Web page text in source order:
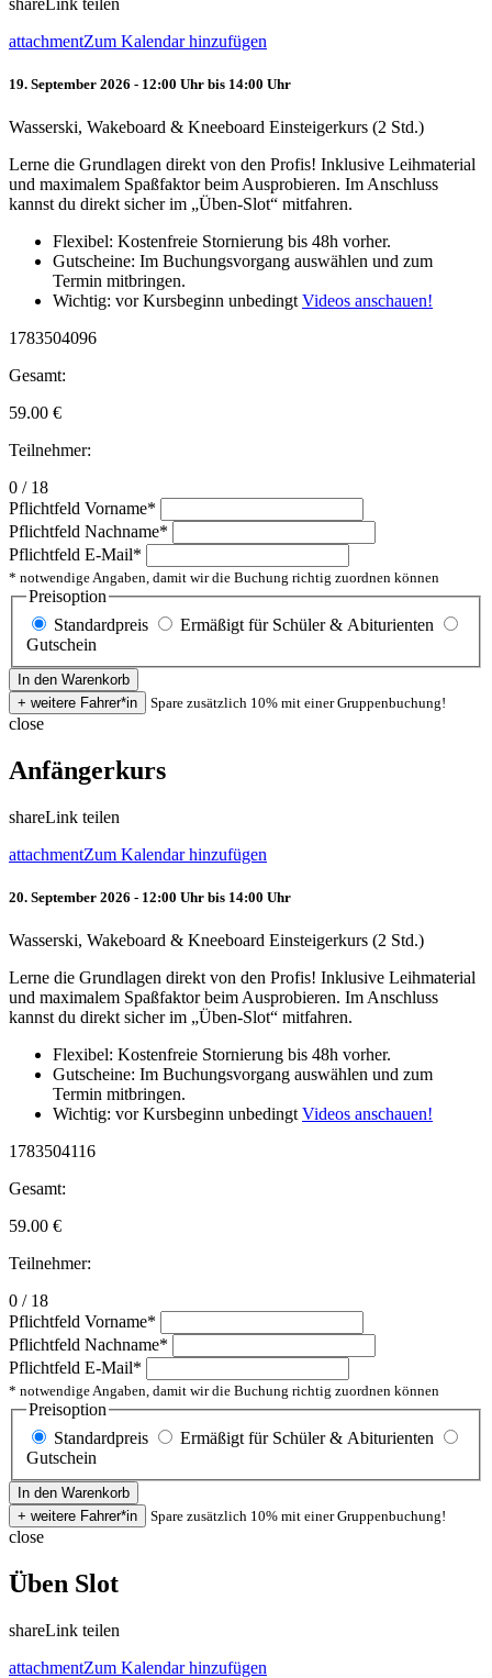
shareLink teilen
attachmentZum Kalendar hinzufügen
19. September 2026 - 12:00 Uhr bis 14:00 Uhr
Wasserski, Wakeboard & Kneeboard Einsteigerkurs (2 Std.)
Lerne die Grundlagen direkt von den Profis! Inklusive Leihmaterial
und maximalem Spaßfaktor beim Ausprobieren. Im Anschluss
kannst du direkt sicher im „Üben-Slot“ mitfahren.
Flexibel: Kostenfreie Stornierung bis 48h vorher.
Gutscheine: Im Buchungsvorgang auswählen und zum
Termin mitbringen.
Wichtig: vor Kursbeginn unbedingtVideos anschauen!
1783504096
Gesamt:
59.00 €
Teilnehmer:
0 / 18
Pflichtfeld Vorname*
Pflichtfeld Nachname*
Pflichtfeld E-Mail*
* notwendige Angaben, damit wir die Buchung richtig zuordnen können
Preisoption
Standardpreis
Ermäßigt für Schüler & Abiturienten
Gutschein
Spare zusätzlich 10% mit einer Gruppenbuchung!
close
Anfängerkurs
shareLink teilen
attachmentZum Kalendar hinzufügen
20. September 2026 - 12:00 Uhr bis 14:00 Uhr
Wasserski, Wakeboard & Kneeboard Einsteigerkurs (2 Std.)
Lerne die Grundlagen direkt von den Profis! Inklusive Leihmaterial
und maximalem Spaßfaktor beim Ausprobieren. Im Anschluss
kannst du direkt sicher im „Üben-Slot“ mitfahren.
Flexibel: Kostenfreie Stornierung bis 48h vorher.
Gutscheine: Im Buchungsvorgang auswählen und zum
Termin mitbringen.
Wichtig: vor Kursbeginn unbedingt Videos anschauen!
1783504116
Gesamt:
59.00 €
Teilnehmer:
0 / 18
Pflichtfeld Vorname*
Pflichtfeld Nachname*
Pflichtfeld E-Mail*
* notwendige Angaben, damit wir die Buchung richtig zuordnen können
Preisoption
Standardpreis
Ermäßigt für Schüler & Abiturienten
Gutschein
Spare zusätzlich 10% mit einer Gruppenbuchung!
close
Üben Slot
shareLink teilen
attachmentZum Kalendar hinzufügen